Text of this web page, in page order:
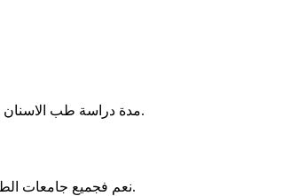
مدة دراسة طب الاسنان في روسيا 5 سنوات بخلاف سنة أو اثنين للتحضير للدراسة وتعليم اللغة وبعض المواد العلمية التي يتطلب النجاح فيها لتتمكن من دراسة طب الاسنان في روسيا.
نعم فجميع جامعات الطب في روسيا معترف بها عالميًا في جميع الدول ومعترف بها من قبل منظمة الصحة العالمية، مما يجعلها مكان يجذب العديد من الطلاب الوافدين للدراسة فيها.